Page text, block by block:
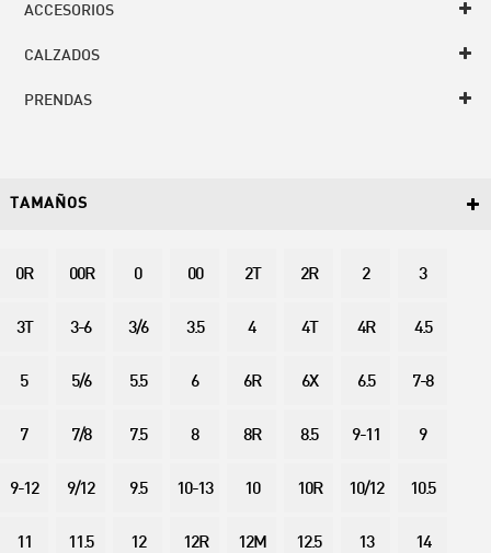
ACCESORIOS
CALZADOS
PRENDAS
TAMAÑOS
0R 00R 0 00 2T 2R 2 3
3T 3-6 3/6 3.5 4 4T 4R 4.5
5 5/6 5.5 6 6R 6X 6.5 7-8
7 7/8 7.5 8 8R 8.5 9-11 9
9-12 9/12 9.5 10-13 10 10R 10/12 10.5
11 11.5 12 12R 12M 12.5 13 14